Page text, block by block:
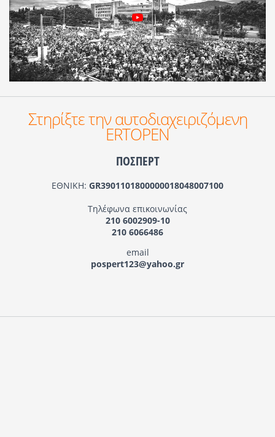
Στηρίξτε την αυτοδιαχειριζόμενη
ERTOPEN
ΠΟΣΠΕΡΤ
ΕΘΝΙΚΗ: GR3901101800000018048007100
Τηλέφωνα επικοινωνίας
210 6002909-10
210 6066486
email
pospert123@yahoo.gr